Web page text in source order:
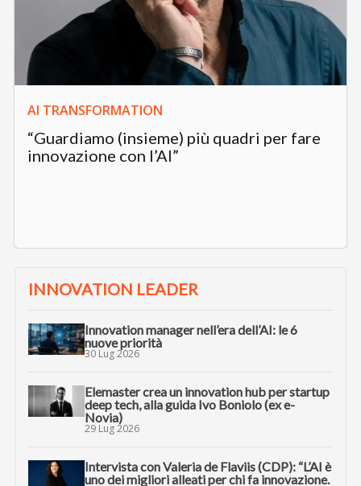
AI TRANSFORMATION
“Guardiamo (insieme) più quadri per fare
innovazione con l’AI”
INNOVATION LEADER
Innovation manager nell’era dell’AI: le 6
nuove priorità
30 Lug 2026
Elemaster crea un innovation hub per startup
deep tech, alla guida Ivo Boniolo (ex e-
Novia)
29 Lug 2026
Intervista con Valeria de Flaviis (CDP): “L’AI è
uno dei migliori alleati per chi fa innovazione.